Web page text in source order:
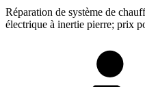
Réparation de système de
électrique à inertie pierre; prix